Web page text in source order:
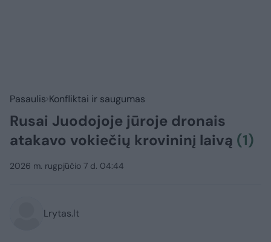
Pasaulis Konfliktai ir saugumas
Rusai Juodojoje jūroje dronais
atakavo vokiečių krovininį laivą (1)
2026 m. rugpjūčio 7 d. 04:44
Lrytas.lt